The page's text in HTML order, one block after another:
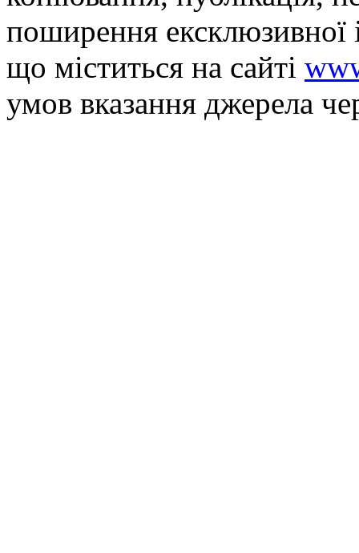
поширення
що мiститься на сайті
умов вказання джерела